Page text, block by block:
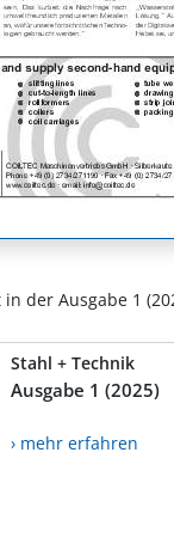
der Ausgabe 1
Stahl + Technik
Ausgabe 1 (2025)
› mehr erfahren